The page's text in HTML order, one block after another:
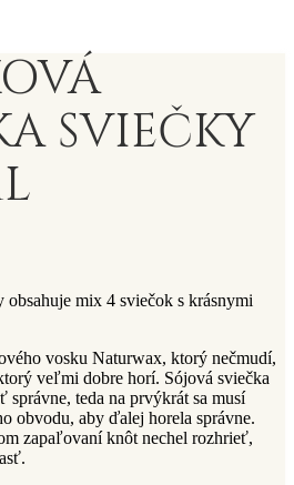
SVIEČKY
mix 4 sviečok s krásnymi
vosku Naturwax, ktorý nečmudí,
veľmi dobre horí. Sójová sviečka
správne, teda na prvýkrát sa musí
obvodu, aby ďalej horela správne.
zapaľovaní knôt nechel rozhrieť,